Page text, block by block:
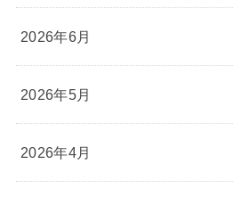
2026年6月
2026年5月
2026年4月